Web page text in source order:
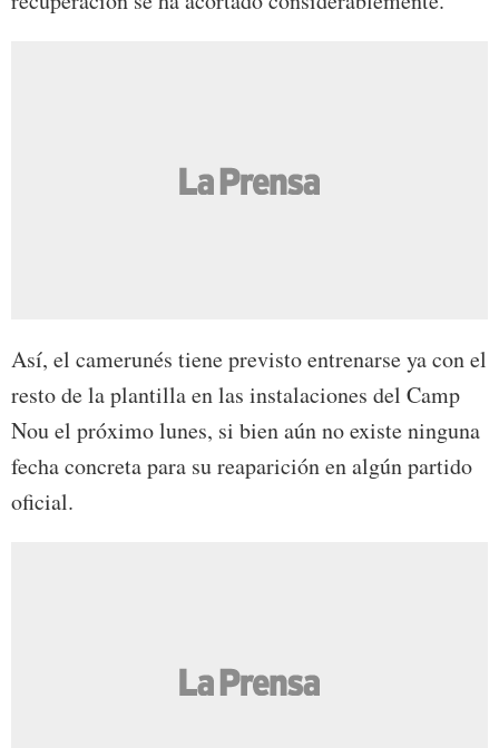
Así, el camerunés tiene previsto entrenarse ya con el
resto de la plantilla en las instalaciones del Camp
Nou el próximo lunes, si bien aún no existe ninguna
fecha concreta para su reaparición en algún partido
oficial.